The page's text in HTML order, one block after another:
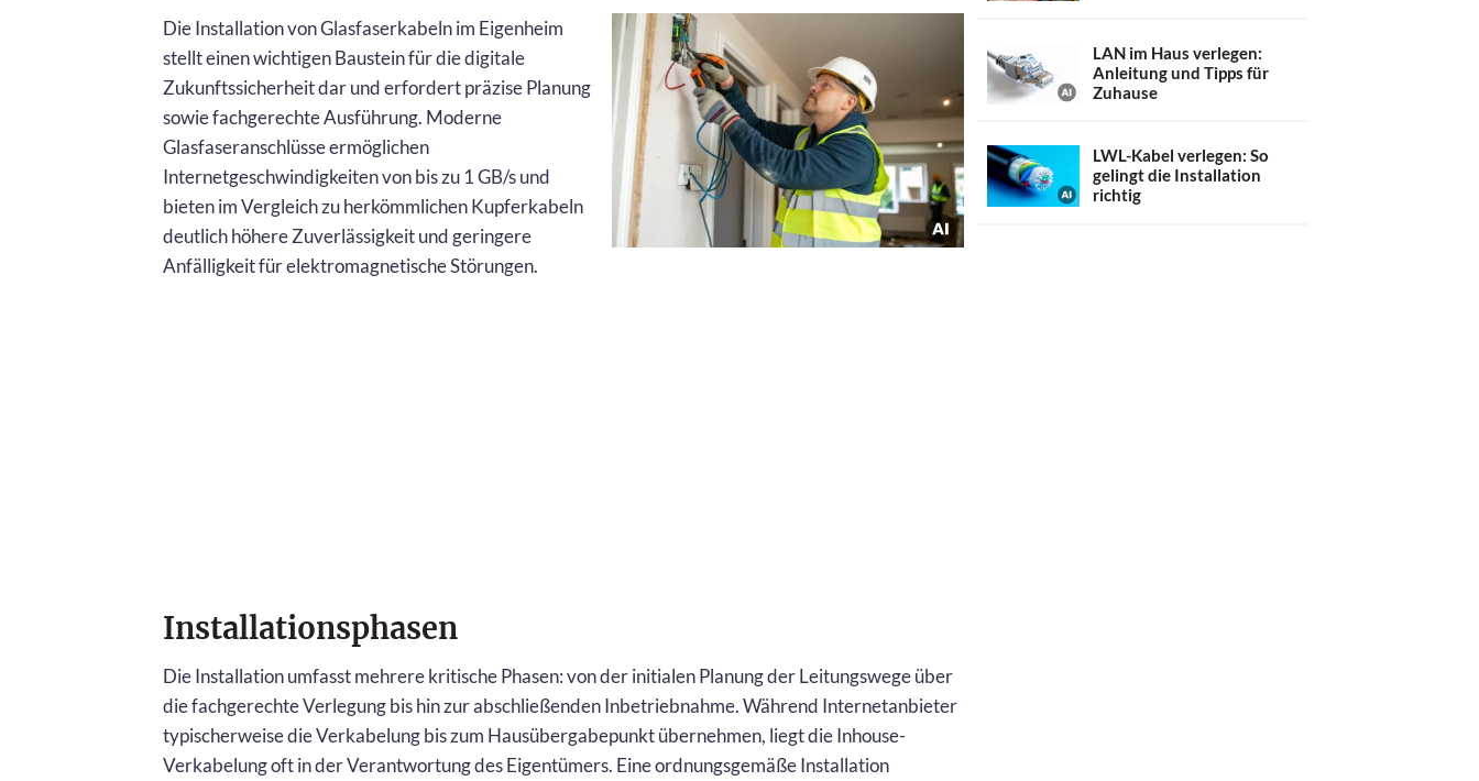
Die Installation von Glasfaserkabeln im Eigenheim
stellt einen wichtigen Baustein für die digitale
Zukunftssicherheit dar und erfordert präzise Planung
sowie fachgerechte Ausführung. Moderne
Glasfaseranschlüsse ermöglichen
Internetgeschwindigkeiten von bis zu 1 GB/s und
bieten im Vergleich zu herkömmlichen Kupferkabeln
deutlich höhere Zuverlässigkeit und geringere
Anfälligkeit für elektromagnetische Störungen.
Installationsphasen
Die Installation umfasst mehrere kritische Phasen: von der initialen Planung der Leitungswege über
die fachgerechte Verlegung bis hin zur abschließenden Inbetriebnahme. Während Internetanbieter
typischerweise die Verkabelung bis zum Hausübergabepunkt übernehmen, liegt die Inhouse-
Verkabelung oft in der Verantwortung des Eigentümers. Eine ordnungsgemäße Installation
LAN im Haus verlegen:
Anleitung und Tipps für
Zuhause
LWL-Kabel verlegen: So
gelingt die Installation
richtig